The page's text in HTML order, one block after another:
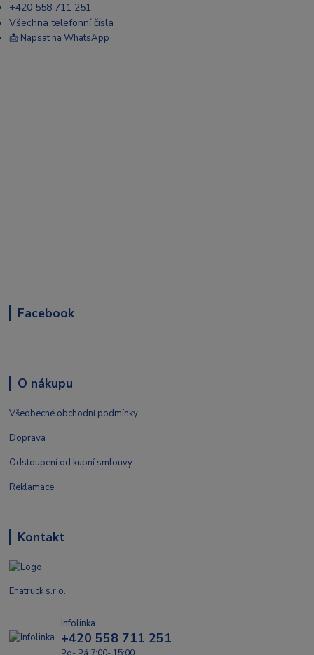
+420 558 711 251
Všechna telefonní čísla
📩 Napsat na WhatsApp
Facebook
O nákupu
Všeobecné obchodní podmínky
Doprava
Odstoupení od kupní smlouvy
Reklamace
Kontakt
Enatruck s.r.o.
Infolinka
+420 558 711 251
Po- Pá 7:00- 15:00